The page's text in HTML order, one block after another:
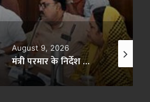
August 9, 2026
मंत्री परमार के निर्देश पर प्रवेश से वंचित विद्यार्थियों को प्रवेश का अंतिम अवसर
August 9, 2026